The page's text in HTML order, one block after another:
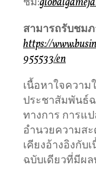
สามารถรับชม
https://
955533/en
เนื้อหาใจควา
ประชาสัมพันธ์
ทางการ การแ
อำนวยความส
เคียงอ้างอิงกับ
ฉบับเดียวที่มีผ